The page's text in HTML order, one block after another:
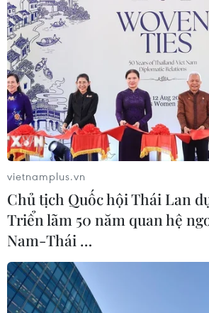
vietnamplus.vn
Chủ tịch Quốc hội Thái Lan
Triển lãm 50 năm quan hệ
Nam-Thái …